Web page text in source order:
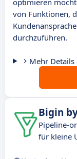
optimieren
von Funktionen,
durchzuführen.
Mehr Details
Bigin
Pipeline-
für kleine